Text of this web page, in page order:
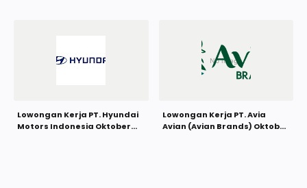
Lowongan Kerja PT. Hyundai
Motors Indonesia Oktober
Lowongan Kerja PT. Avia
Avian (Avian Brands) Oktober